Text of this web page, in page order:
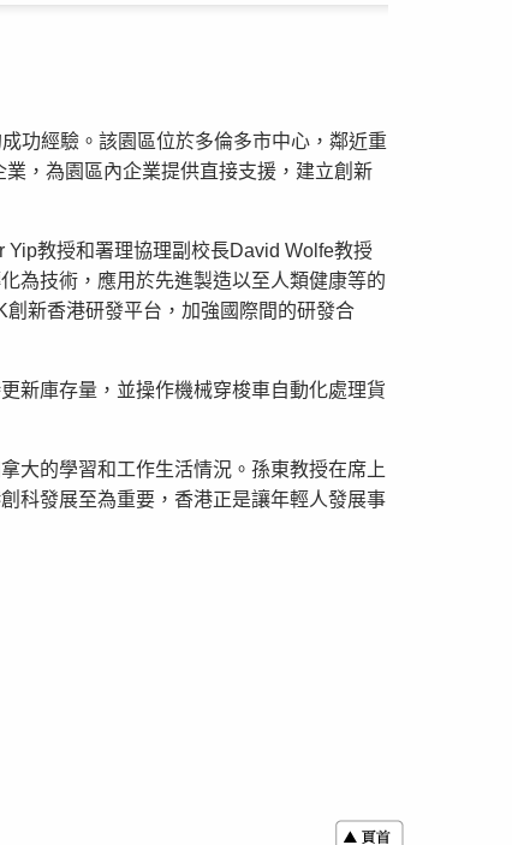
功經驗。該園區位於多倫多市中心，鄰近重
，為園區內企業提供直接支援，建立創新
教授和署理協理副校長David Wolfe教授
為技術，應用於先進製造以至人類健康等的
新香港研發平台，加強國際間的研發合
新庫存量，並操作機械穿梭車自動化處理貨
大的學習和工作生活情況。孫東教授在席上
科發展至為重要，香港正是讓年輕人發展事